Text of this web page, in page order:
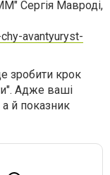
Сергія Мавроді,
avantyuryst-
зробити крок
Адже ваші
й показник